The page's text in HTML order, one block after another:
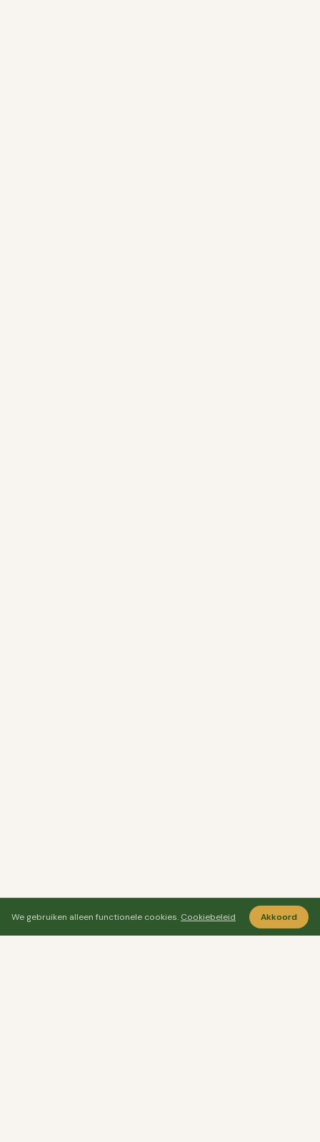
We gebruiken alleen functionele cookies. Cookiebeleid Akkoord